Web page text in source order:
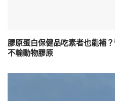
膠原蛋白保健品吃素者也能補
不輸動物膠原